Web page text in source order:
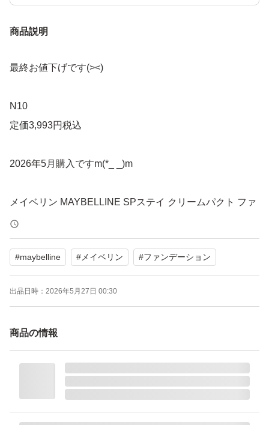
商品説明
最終お値下げです(><)
N10
定価3,993円税込
2026年5月購入ですm(*_ _)m
メイベリン MAYBELLINE SPステイ クリームパクト ファ
ンデーション N10 クリーム ハイカバー 敏感肌
ブランド：ー
#maybelline #メイベリン #ファンデーション
出品日時： 2026年5月27日 00:30
商品の情報